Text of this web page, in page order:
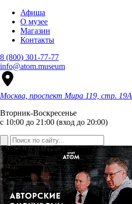
Афиша
О музее
Магазин
Контакты
8 (800) 301-77-77
info@atom.museum
Москва, проспект Мира 119, стр. 19А
Вторник-Воскресенье
с 10:00 до 21:00 (вход до 20:00)